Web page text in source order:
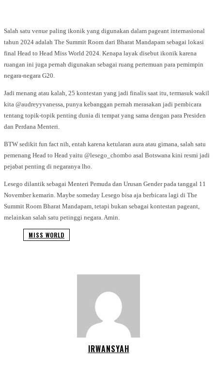
Salah satu venue paling ikonik yang digunakan dalam pageant internasional
tahun 2024 adalah The Summit Room dari Bharat Mandapam sebagai lokasi
final Head to Head Miss World 2024. Kenapa layak disebut ikonik karena
ruangan ini juga pernah digunakan sebagai ruang pertemuan para pemimpin
negara-negara G20.
Jadi menang atau kalah, 25 kontestan yang jadi finalis saat itu, termasuk wakil
kita @audreyyvanessa, punya kebanggan pernah merasakan jadi pembicara
tentang topik-topik penting dunia di tempat yang sama dengan para Presiden
dan Perdana Menteri.
BTW sedikit fun fact nih, entah karena ketularan aura atau gimana, salah satu
pemenang Head to Head yaitu @lesego_chombo asal Botswana kini resmi jadi
pejabat penting di negaranya lho.
Lesego dilantik sebagai Menteri Pemuda dan Urusan Gender pada tanggal 11
November kemarin. Maybe someday Lesego bisa aja berbicara lagi di The
Summit Room Bharat Mandapam, tetapi bukan sebagai kontestan pageant,
melainkan salah satu petinggi negara. Amin.
MISS WORLD
IRWANSYAH